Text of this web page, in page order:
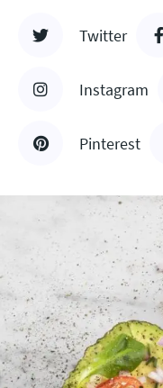
Twitter
Instagram
Pinterest